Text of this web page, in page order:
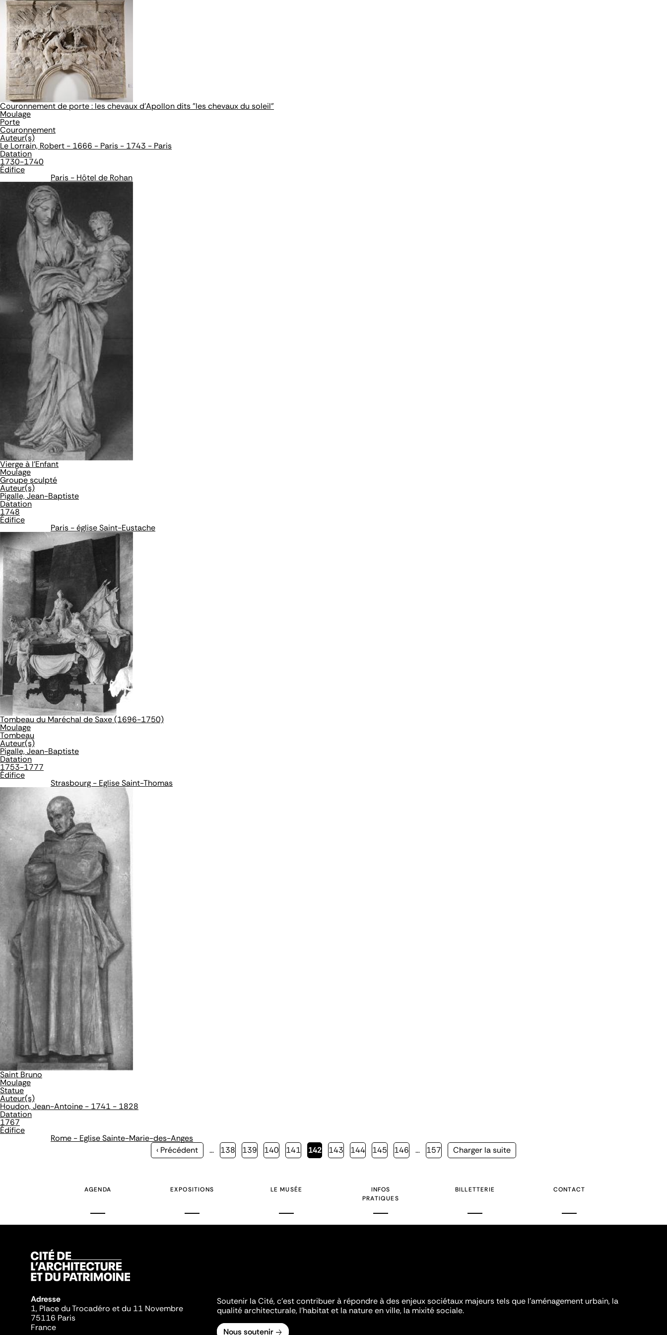
Couronnement de porte : les chevaux d'Apollon dits "les chevaux du soleil"
Moulage
Porte
Couronnement
Auteur(s)
Le Lorrain, Robert - 1666 - Paris - 1743 - Paris
Datation
1730-1740
Édifice
Paris - Hôtel de Rohan
Vierge à l'Enfant
Moulage
Groupe sculpté
Auteur(s)
Pigalle, Jean-Baptiste
Datation
1748
Édifice
Paris - église Saint-Eustache
Tombeau du Maréchal de Saxe (1696-1750)
Moulage
Tombeau
Auteur(s)
Pigalle, Jean-Baptiste
Datation
1753-1777
Édifice
Strasbourg - Eglise Saint-Thomas
Saint Bruno
Moulage
Statue
Auteur(s)
Houdon, Jean-Antoine - 1741 - 1828
Datation
1767
Édifice
Rome - Eglise Sainte-Marie-des-Anges
Page
‹ Précédent … Page
138 Page
139 Page
140 Page
141
Page
142 Page
143 Page
144 Page
145 Page
146 … Page
157
Page
Charger la suite
AGENDA EXPOSITIONS LE MUSÉE
INFOS
PRATIQUES
BILLETTERIE CONTACT
Adresse
1, Place du Trocadéro et du 11 Novembre
75116 Paris
France
Soutenir la Cité, c'est contribuer à répondre à des enjeux sociétaux majeurs tels que l'aménagement urbain, la
qualité architecturale, l'habitat et la nature en ville, la mixité sociale.
Nous soutenir